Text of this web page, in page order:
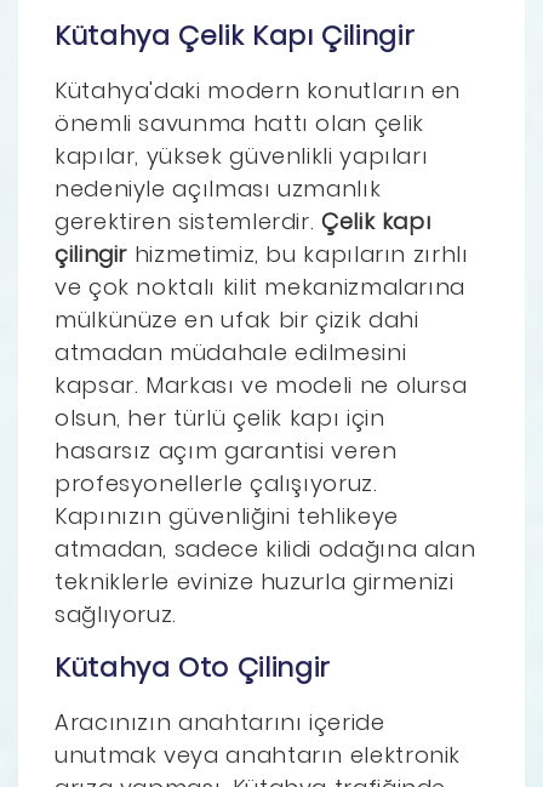
Kütahya Çelik Kapı Çilingir
Kütahya'daki modern konutların en
önemli savunma hattı olan çelik
kapılar, yüksek güvenlikli yapıları
nedeniyle açılması uzmanlık
gerektiren sistemlerdir. Çelik kapı
çilingir hizmetimiz, bu kapıların zırhlı
ve çok noktalı kilit mekanizmalarına
mülkünüze en ufak bir çizik dahi
atmadan müdahale edilmesini
kapsar. Markası ve modeli ne olursa
olsun, her türlü çelik kapı için
hasarsız açım garantisi veren
profesyonellerle çalışıyoruz.
Kapınızın güvenliğini tehlikeye
atmadan, sadece kilidi odağına alan
tekniklerle evinize huzurla girmenizi
sağlıyoruz.
Kütahya Oto Çilingir
Aracınızın anahtarını içeride
unutmak veya anahtarın elektronik